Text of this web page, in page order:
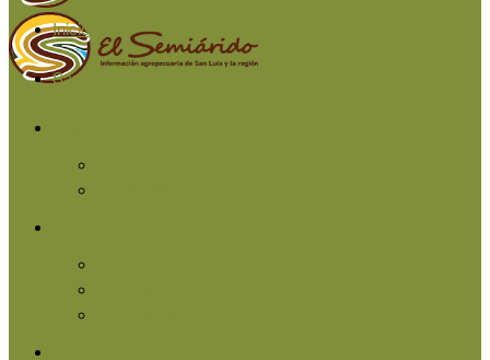
Inicio
San Luis